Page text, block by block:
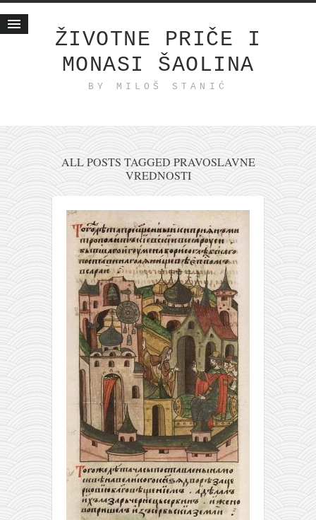
ŽIVOTNE PRIČE I
MONASI ŠAOLINA
BY MILOŠ STANIĆ
Životne priče
internet poslovanje
ishranom do zdravlja
moj haiku
bonus sadržaj
Svetlopis
zakonopravilo
duhovni otac
pravoslavlje
zabranjena istorija
porodične priče
umesto tvitera
kalendar srpski
azbuki i knjige
Okinava karate
najnovije na blogu
ALL POSTS TAGGED PRAVOSLAVNE
VREDNOSTI